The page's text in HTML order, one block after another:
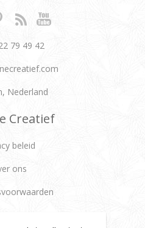
79 49 42
Nederland
Creatief
beleid
ons